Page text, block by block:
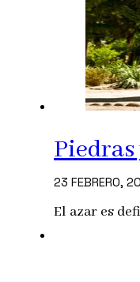
23 FEBRERO,
El azar es